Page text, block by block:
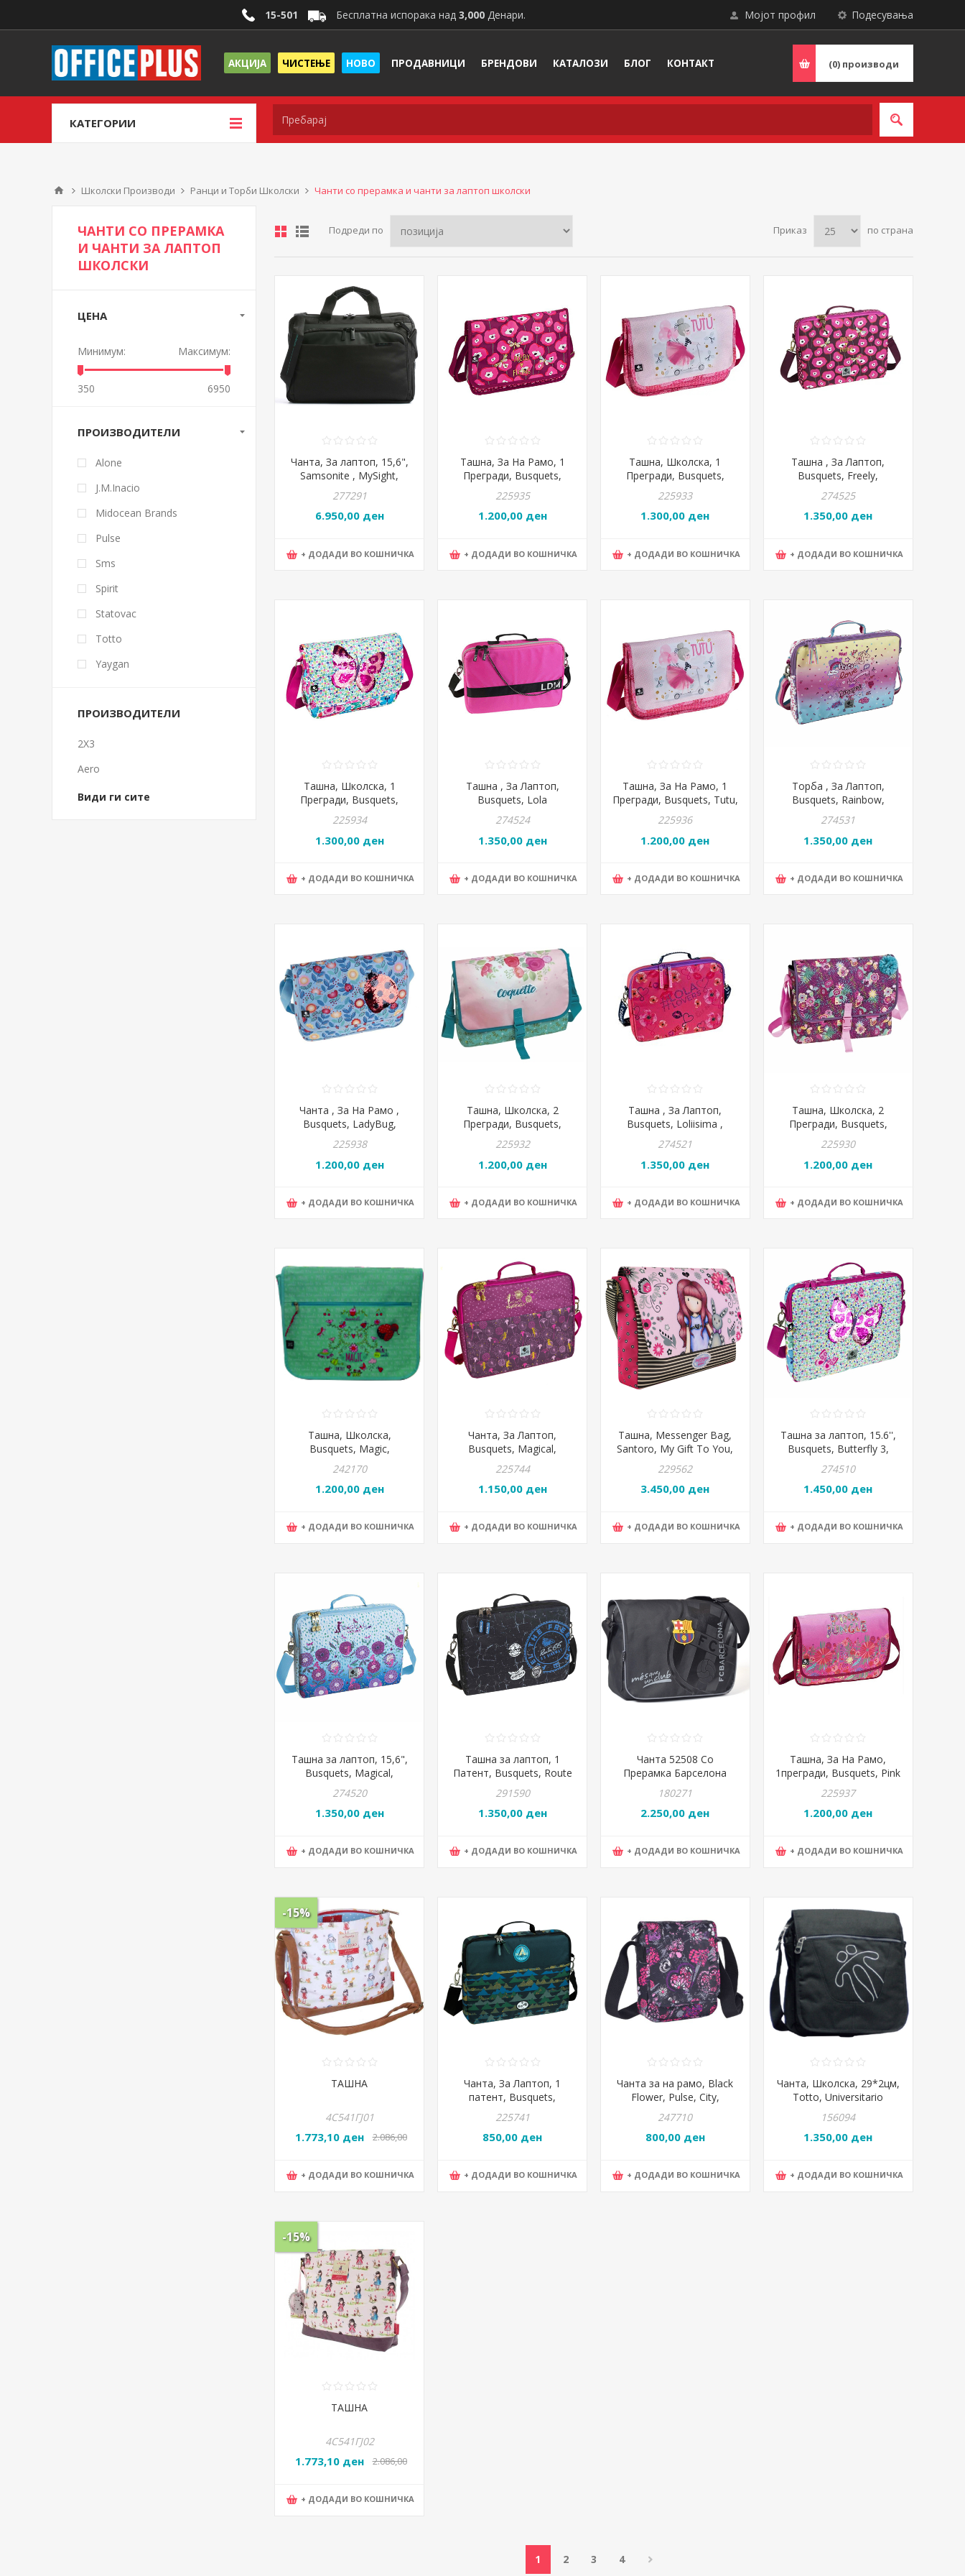
Подесувања
Мојот профил
15-501 Бесплатна испорака над 3,000 Денари.
АКЦИЈА ЧИСТЕЊЕ НОВО ПРОДАВНИЦИ БРЕНДОВИ КАТАЛОЗИ БЛОГ КОНТАКТ (0) производи
КАТЕГОРИИ
Школски Производи Ранци и Торби Школски Чанти со прерамка и чанти за лаптоп школски
Подреди по Приказ по страна
Чанта, За лаптоп, 15,6",
Samsonite , MySight,
135075/1041, 31*43*9цм,
Црна
277291
6.950,00 ден
+ ДОДАДИ ВО КОШНИЧКА
Ташна, За На Рамо, 1
Прегради, Busquets,
Freely, 17.644.0938,
33*24*8цм
225935
1.200,00 ден
+ ДОДАДИ ВО КОШНИЧКА
Ташна, Школска, 1
Прегради, Busquets,
Magical, 17.644.09400,
33*24*8цм
225933
1.300,00 ден
+ ДОДАДИ ВО КОШНИЧКА
Ташна , За Лаптоп,
Busquets, Freely,
17.650.09380, 39*30*6цм
274525
1.350,00 ден
+ ДОДАДИ ВО КОШНИЧКА
Ташна, Школска, 1
Прегради, Busquets,
Butterfly, 17.644.09390
225934
1.300,00 ден
+ ДОДАДИ ВО КОШНИЧКА
Ташна , За Лаптоп,
Busquets, Lola
Casademunt ,
18.771.05240, 39*30*6цм
274524
1.350,00 ден
+ ДОДАДИ ВО КОШНИЧКА
Ташна, За На Рамо, 1
Прегради, Busquets, Тutu,
17.644.09410, 33*24*8цм
225936
1.200,00 ден
+ ДОДАДИ ВО КОШНИЧКА
Торба , За Лаптоп,
Busquets, Rainbow,
18.650.09440, 41*43*4цм
274531
1.350,00 ден
+ ДОДАДИ ВО КОШНИЧКА
Чанта , За На Рамо ,
Busquets, LadyBug,
17.44.09550
225938
1.200,00 ден
+ ДОДАДИ ВО КОШНИЧКА
Ташна, Школска, 2
Прегради, Busquets,
Coquette, 17.644.09110,
36*28*12цм
225932
1.200,00 ден
+ ДОДАДИ ВО КОШНИЧКА
Ташна , За Лаптоп,
Busquets, Loliisima ,
18.771.05270, 39*30*0цм
274521
1.350,00 ден
+ ДОДАДИ ВО КОШНИЧКА
Ташна, Школска, 2
Прегради, Busquets,
Garden, 17.644.09090,
36*28*12цм
225930
1.200,00 ден
+ ДОДАДИ ВО КОШНИЧКА
Ташна, Школска,
Busquets, Magic,
32*40*10цм, Зелена
242170
1.200,00 ден
+ ДОДАДИ ВО КОШНИЧКА
Чанта, За Лаптоп,
Busquets, Magical,
Виолетова
225744
1.150,00 ден
+ ДОДАДИ ВО КОШНИЧКА
Ташна, Messenger Bag,
Santoro, My Gift To You,
Розева
229562
3.450,00 ден
+ ДОДАДИ ВО КОШНИЧКА
Ташна за лаптоп, 15.6'',
Busquets, Butterfly 3,
274510
1.450,00 ден
+ ДОДАДИ ВО КОШНИЧКА
Ташна за лаптоп, 15,6",
Busquets, Magical,
274520
1.350,00 ден
+ ДОДАДИ ВО КОШНИЧКА
Ташна за лаптоп, 1
Патент, Busquets, Route
41*34*4цм
291590
1.350,00 ден
+ ДОДАДИ ВО КОШНИЧКА
Чанта 52508 Со
Прерамка Барселона
180271
2.250,00 ден
+ ДОДАДИ ВО КОШНИЧКА
Ташна, За На Рамо,
1прегради, Busquets, Pink
225937
1.200,00 ден
+ ДОДАДИ ВО КОШНИЧКА
-15%
ТАШНА
4С541ГЈ01
1.773,10 ден
2.086,00
+ ДОДАДИ ВО КОШНИЧКА
Чанта, За Лаптоп, 1
патент, Busquets,
Summits, 18.050.08970,
38*30*6цм, Маскирна
225741
850,00 ден
+ ДОДАДИ ВО КОШНИЧКА
Чанта за на рамо, Black
Flower, Pulse, City,
121441, 19.5*23*7цм
247710
800,00 ден
+ ДОДАДИ ВО КОШНИЧКА
Чанта, Школска, 29*2цм,
Totto, Universitario
Cuaderno Н01, 0581284,
Црна
156094
1.350,00 ден
+ ДОДАДИ ВО КОШНИЧКА
-15%
ТАШНА
4С541ГЈ02
1.773,10 ден
2.086,00
+ ДОДАДИ ВО КОШНИЧКА
1 2 3 4
ЧАНТИ СО ПРЕРАМКА
И ЧАНТИ ЗА ЛАПТОП
ШКОЛСКИ
ЦЕНА
Минимум: Максимум:
350 6950
ПРОИЗВОДИТЕЛИ
Alone
J.M.Inacio
Midocean Brands
Pulse
Sms
Spirit
Statovac
Totto
Yaygan
ПРОИЗВОДИТЕЛИ
2X3
Aero
Види ги сите